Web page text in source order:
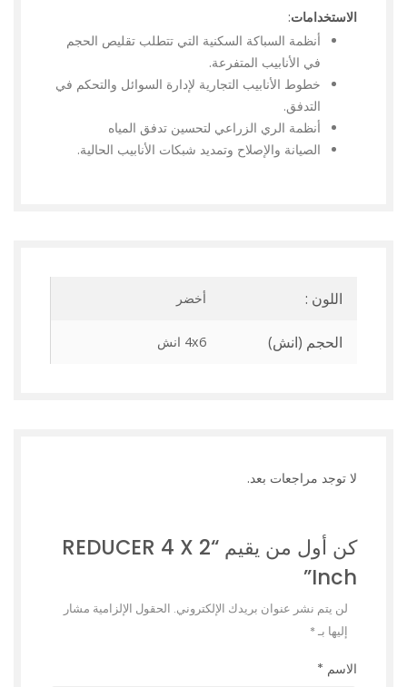
الاستخدامات:
أنظمة السباكة السكنية التي تتطلب تقليص الحجم
في الأنابيب المتفرعة.
خطوط الأنابيب التجارية لإدارة السوائل والتحكم في
التدفق.
أنظمة الري الزراعي لتحسين تدفق المياه
الصيانة والإصلاح وتمديد شبكات الأنابيب الحالية.
اللون : أخضر
الحجم (انش) 4x6 انش
لا توجد مراجعات بعد.
كن أول من يقيم “REDUCER 4 X 2
Inch”
لن يتم نشر عنوان بريدك الإلكتروني. الحقول الإلزامية مشار
إليها بـ*
الاسم *